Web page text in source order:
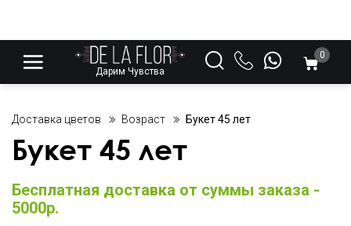
Дарим Чувства
0
Доставка цветов Возраст Букет 45 лет
Букет 45 лет
Бесплатная доставка от суммы заказа -
5000р.